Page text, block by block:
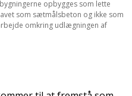
opbygges som lette
som sætmålsbeton og ikke som
omkring udlægningen af